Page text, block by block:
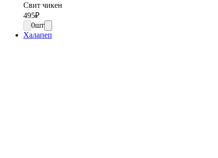
Свит чикен
495₽
0шт
Халапеп